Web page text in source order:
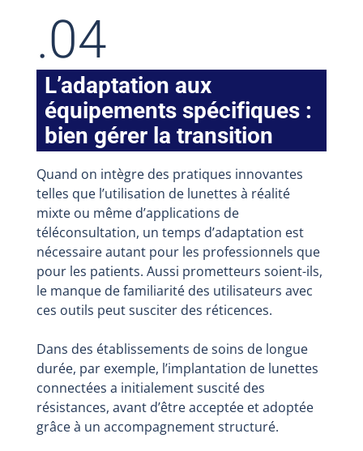
.04
L’adaptation aux
équipements spécifiques :
bien gérer la transition
Quand on intègre des pratiques innovantes
telles que l’utilisation de lunettes à réalité
mixte ou même d’applications de
téléconsultation, un temps d’adaptation est
nécessaire autant pour les professionnels que
pour les patients. Aussi prometteurs soient-ils,
le manque de familiarité des utilisateurs avec
ces outils peut susciter des réticences.
Dans des établissements de soins de longue
durée, par exemple, l’implantation de lunettes
connectées a initialement suscité des
résistances, avant d’être acceptée et adoptée
grâce à un accompagnement structuré.